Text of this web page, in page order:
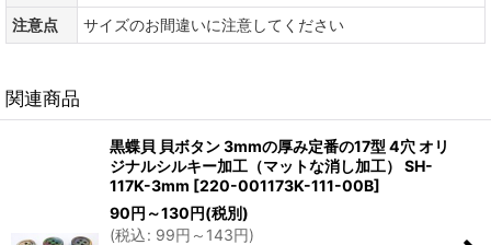
注意点
サイズのお間違いに注意してください
関連商品
黒蝶貝 貝ボタン 3mmの厚み定番の17型 4穴 オリ
ジナルシルキー加工（マットな消し加工） SH-
117K-3mm [220-001173K-111-00B]
90円 ～130円(税別)
(税込: 99円 ～143円)